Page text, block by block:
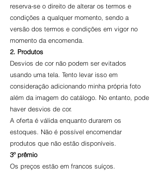
reserva-se o direito de alterar os termos e
condições a qualquer momento, sendo a
versão dos termos e condições em vigor no
momento da encomenda.
2. Produtos
Desvios de cor não podem ser evitados
usando uma tela. Tento levar isso em
consideração adicionando minha própria foto
além da imagem do catálogo. No entanto, pode
haver desvios de cor.
A oferta é válida enquanto durarem os
estoques. Não é possível encomendar
produtos que não estão disponíveis.
3º prêmio
Os preços estão em francos suíços.